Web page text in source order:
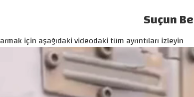
Suçun
için aşağıdaki videodaki tüm ayrıntıları izleyin